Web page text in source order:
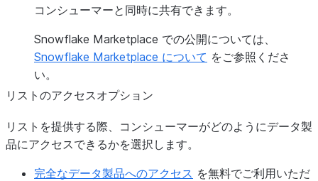
コンシューマーと同時に共有できます。
Snowflake Marketplace での公開については、
Snowflake Marketplace について をご参照くださ
い。
リストのアクセスオプション
リストを提供する際、コンシューマーがどのようにデータ製
品にアクセスできるかを選択します。
完全なデータ製品へのアクセス を無料でご利用いただ